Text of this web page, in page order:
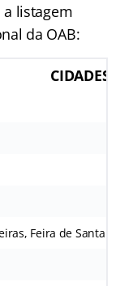
listagem
da OAB:
CIDADES
Feira de